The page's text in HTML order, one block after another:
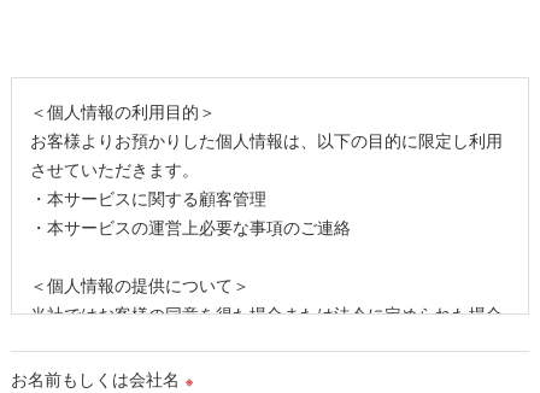
＜個人情報の利用目的＞
お客様よりお預かりした個人情報は、以下の目的に限定し利用
させていただきます。
・本サービスに関する顧客管理
・本サービスの運営上必要な事項のご連絡
＜個人情報の提供について＞
当社ではお客様の同意を得た場合または法令に定められた場合
取得した個人情報を第三者に提供することはいたしません。
お名前もしくは会社名 ※